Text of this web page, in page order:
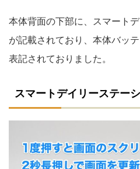
本体背面の下部に、スマート
が記載されており、本体バッ
表記されておりました。
スマートデイリーステー